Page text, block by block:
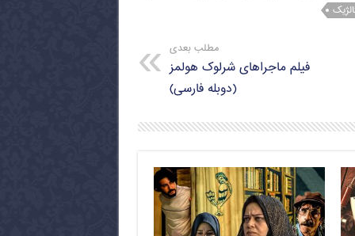
مطلب بعدی
فیلم ماجراهای شرلوک هولمز
(دوبله فارسی)